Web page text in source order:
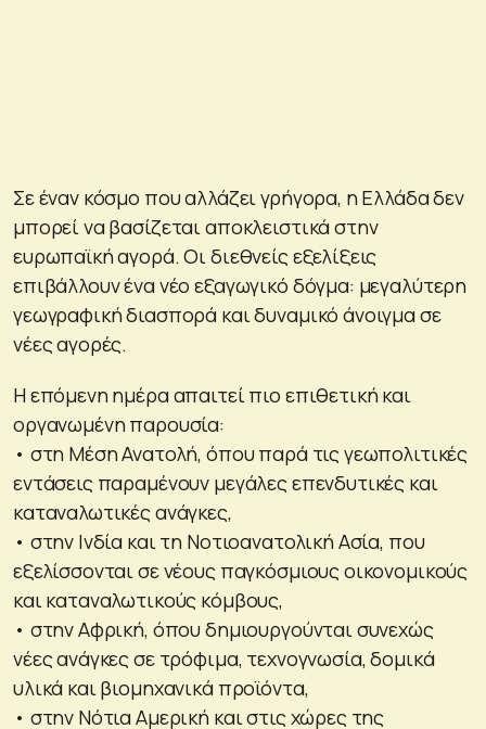
Σε έναν κόσμο που αλλάζει γρήγορα, η Ελλάδα δεν
μπορεί να βασίζεται αποκλειστικά στην
ευρωπαϊκή αγορά. Οι διεθνείς εξελίξεις
επιβάλλουν ένα νέο εξαγωγικό δόγμα: μεγαλύτερη
γεωγραφική διασπορά και δυναμικό άνοιγμα σε
νέες αγορές.
Η επόμενη ημέρα απαιτεί πιο επιθετική και
οργανωμένη παρουσία:
• στη Μέση Ανατολή, όπου παρά τις γεωπολιτικές
εντάσεις παραμένουν μεγάλες επενδυτικές και
καταναλωτικές ανάγκες,
• στην Ινδία και τη Νοτιοανατολική Ασία, που
εξελίσσονται σε νέους παγκόσμιους οικονομικούς
και καταναλωτικούς κόμβους,
• στην Αφρική, όπου δημιουργούνται συνεχώς
νέες ανάγκες σε τρόφιμα, τεχνογνωσία, δομικά
υλικά και βιομηχανικά προϊόντα,
• στην Νότια Αμερική και στις χώρες της